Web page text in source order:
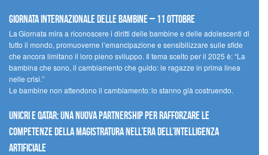
Giornata internazionale delle bambine – 11 ottobre
La Giornata mira a riconoscere i diritti delle bambine e delle adolescenti di
tutto il mondo, promuoverne l’emancipazione e sensibilizzare sulle sfide
che ancora limitano il loro pieno sviluppo. Il tema scelto per il 2025 è: “La
bambina che sono, il cambiamento che guido: le ragazze in prima linea
nelle crisi.”
Le bambine non attendono il cambiamento: lo stanno già costruendo.
UNICRI e Qatar: una nuova partnership per rafforzare le
competenze della magistratura nell’era dell’intelligenza
artificiale